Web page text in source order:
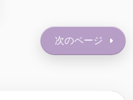
次のページ